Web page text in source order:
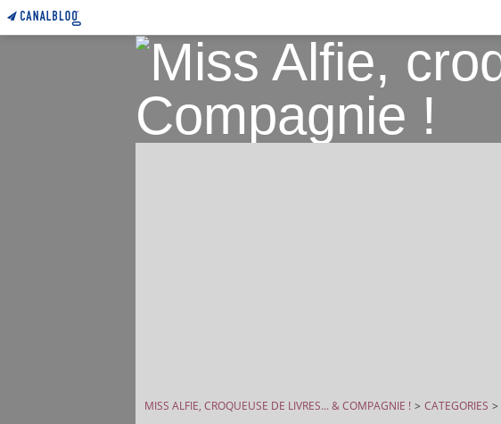
MISS ALFIE, CROQUEUSE DE LIVRES... & COMPAGNIE ! > CATEGORIES >